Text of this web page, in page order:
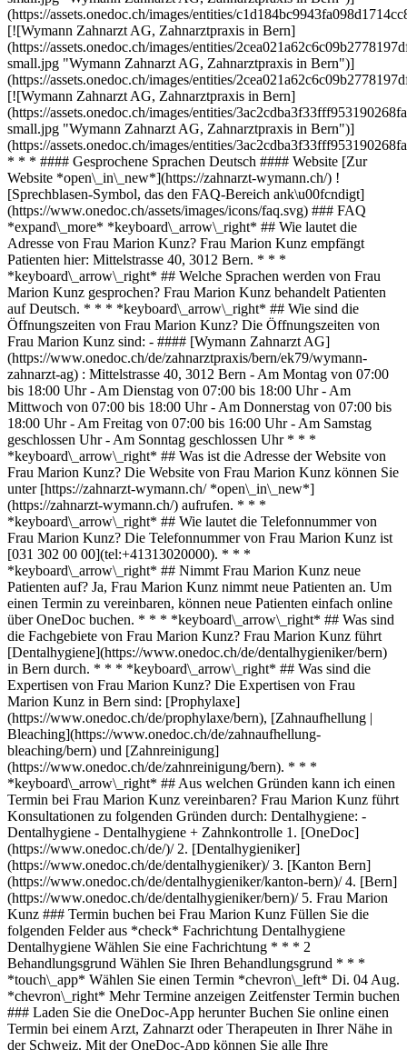
(https://assets.onedoc.ch/images/entities/
[![Wymann Zahnarzt AG, Zahnarztpraxis in Bern]
(https://assets.onedoc.ch/images/entities/
small.jpg "Wymann Zahnarzt AG, Zahnarztpraxis in Bern")]
(https://assets.onedoc.ch/images/entities/
[![Wymann Zahnarzt AG, Zahnarztpraxis in Bern]
(https://assets.onedoc.ch/images/entities/
small.jpg "Wymann Zahnarzt AG, Zahnarztpraxis in Bern")]
(https://assets.onedoc.ch/images/entities/
* * * #### Gesprochene Sprachen Deutsch #### Website [Zur
Website *open\_in\_new*](https://zahnarzt-wymann.ch/) !
[Sprechblasen-Symbol, das den FAQ-Bereich ank\u00fcndigt]
(https://www.onedoc.ch/assets/images/icons/faq.svg) ### FAQ
*expand\_more* *keyboard\_arrow\_right* ## Wie lautet die
Adresse von Frau Marion Kunz? Frau Marion Kunz empfängt
Patienten hier: Mittelstrasse 40, 3012 Bern. * * *
*keyboard\_arrow\_right* ## Welche Sprachen werden von Frau
Marion Kunz gesprochen? Frau Marion Kunz behandelt Patienten
auf Deutsch. * * * *keyboard\_arrow\_right* ## Wie sind die
Öffnungszeiten von Frau Marion Kunz? Die Öffnungszeiten von
Frau Marion Kunz sind: - #### [Wymann Zahnarzt AG]
(https://www.onedoc.ch/de/zahnarztpraxis/bern/ek79/wymann-
zahnarzt-ag) : Mittelstrasse 40, 3012 Bern - Am Montag von 07:00
bis 18:00 Uhr - Am Dienstag von 07:00 bis 18:00 Uhr - Am
Mittwoch von 07:00 bis 18:00 Uhr - Am Donnerstag von 07:00 bis
18:00 Uhr - Am Freitag von 07:00 bis 16:00 Uhr - Am Samstag
geschlossen Uhr - Am Sonntag geschlossen Uhr * * *
*keyboard\_arrow\_right* ## Was ist die Adresse der Website von
Frau Marion Kunz? Die Website von Frau Marion Kunz können Sie
unter [https://zahnarzt-wymann.ch/ *open\_in\_new*]
(https://zahnarzt-wymann.ch/) aufrufen. * * *
*keyboard\_arrow\_right* ## Wie lautet die Telefonnummer von
Frau Marion Kunz? Die Telefonnummer von Frau Marion Kunz ist
[031 302 00 00](tel:+41313020000). * * *
*keyboard\_arrow\_right* ## Nimmt Frau Marion Kunz neue
Patienten auf? Ja, Frau Marion Kunz nimmt neue Patienten an. Um
einen Termin zu vereinbaren, können neue Patienten einfach online
über OneDoc buchen. * * * *keyboard\_arrow\_right* ## Was sind
die Fachgebiete von Frau Marion Kunz? Frau Marion Kunz führt
[Dentalhygiene](https://www.onedoc.ch/de/dentalhygieniker/bern)
in Bern durch. * * * *keyboard\_arrow\_right* ## Was sind die
Expertisen von Frau Marion Kunz? Die Expertisen von Frau
Marion Kunz in Bern sind: [Prophylaxe]
(https://www.onedoc.ch/de/prophylaxe/bern), [Zahnaufhellung |
Bleaching](https://www.onedoc.ch/de/zahnaufhellung-
bleaching/bern) und [Zahnreinigung]
(https://www.onedoc.ch/de/zahnreinigung/bern). * * *
*keyboard\_arrow\_right* ## Aus welchen Gründen kann ich einen
Termin bei Frau Marion Kunz vereinbaren? Frau Marion Kunz führt
Konsultationen zu folgenden Gründen durch: Dentalhygiene: -
Dentalhygiene - Dentalhygiene + Zahnkontrolle 1. [OneDoc](https://www.onedoc.ch/de/)/ 2. [Dentalhygieniker](https://www.onedoc.ch/de/dentalhygieniker)/ 3. [Kanton Bern](https://www.onedoc.ch/de/dentalhygieniker/kanton-bern)/ 4. [Bern](https://www.onedoc.ch/de/dentalhygieniker/bern)/ 5. Frau Marion Kunz ### Termin buchen bei Frau Marion Kunz Füllen Sie die folgenden Felder aus *check* Fachrichtung Dentalhygiene Dentalhygiene Wählen Sie eine Fachrichtung * * * 2 Behandlungsgrund Wählen Sie Ihren Behandlungsgrund * * * *touch\_app* Wählen Sie einen Termin *chevron\_left* Di. 04 Aug. *chevron\_right* Mehr Termine anzeigen Zeitfenster Termin buchen ### Laden Sie die OneDoc-App herunter Buchen Sie online einen Termin bei einem Arzt, Zahnarzt oder Therapeuten in Ihrer Nähe in der Schweiz. Mit der OneDoc-App können Sie alle Ihre medizinischen Termine von Ihrem Handy aus verwalten, jederzeit und überall. ![QR-Code, der zum Apple App Store oder Google Play leitet, um die OneDoc Patienten-App zu laden](https://www.onedoc.ch/assets/images/download-app-qr.jpeg) Scannen Sie den QR-Code, um die App herunterzuladen [![Laden Sie unsere App im App Store herunter!](https://www.onedoc.ch/assets/images/app-store-badge-de.svg)](https://apps.apple.com/ch/app/onedoc/id1592376413?l=fr)[![Laden Sie unsere App im Google Play Store herunter!](https://www.onedoc.ch/assets/images/google-play-badge-de.png)](https://play.google.com/store/apps/details?id=ch.onedoc.patient&hl=fr-CH) *keyboard\_arrow\_right* ## Verwandte Fachgebiete [Dentalhygieniker in Bern](https://www.onedoc.ch/de/dentalhygieniker/bern)[Dentalhygieniker in Biel](https://www.onedoc.ch/de/dentalhygieniker/biel)[Dentalhygieniker in Willisau](https://www.onedoc.ch/de/dentalhygieniker/willisau)[Dentalhygieniker in Muri bei Bern](https://www.onedoc.ch/de/dentalhygieniker/muri-bei-bern)[Dentalhygieniker in Neuenburg](https://www.onedoc.ch/de/dentalhygieniker/neuenburg)[Dentalhygieniker in Bulle](https://www.onedoc.ch/de/dentalhygieniker/bulle)[Dentalhygieniker in Freiburg](https://www.onedoc.ch/de/dentalhygieniker/freiburg)[Dentalhygieniker in Cudrefin](https://www.onedoc.ch/de/dentalhygieniker/cudrefin)[Dentalhygieniker in Sugiez](https://www.onedoc.ch/de/dentalhygieniker/sugiez)[Dentalhygieniker in La Chaux-de-Fonds](https://www.onedoc.ch/de/dentalhygieniker/la-chaux-de-fonds) *keyboard\_arrow\_right* ## Verwandte Expertisen [Prophylaxe in Bern](https://www.onedoc.ch/de/prophylaxe/bern)[Prophylaxe in Biel](https://www.onedoc.ch/de/prophylaxe/biel)[Prophylaxe in Muri bei Bern](https://www.onedoc.ch/de/prophylaxe/muri-bei-bern)[Prophylaxe in La Tène](https://www.onedoc.ch/de/prophylaxe/la-tene)[Prophylaxe in Neuenburg](https://www.onedoc.ch/de/prophylaxe/neuenburg)[Prophylaxe in Freiburg](https://www.onedoc.ch/de/prophylaxe/freiburg)[Prophylaxe in Biglen](https://www.onedoc.ch/de/prophylaxe/biglen)[Prophylaxe in Delsberg](https://www.onedoc.ch/de/prophylaxe/delsberg)[Prophylaxe in Cudrefin](https://www.onedoc.ch/de/prophylaxe/cudrefin)[Prophylaxe in Köniz](https://www.onedoc.ch/de/prophylaxe/koniz)[Prophylaxe in Le Mouret](https://www.onedoc.ch/de/prophylaxe/le-mouret)[Prophylaxe in Sugiez](https://www.onedoc.ch/de/prophylaxe/sugiez)[Prophylaxe in La Chaux-de-Fonds](https://www.onedoc.ch/de/prophylaxe/la-chaux-de-fonds)[Zahnaufhellung | Bleaching in Bern](https://www.onedoc.ch/de/zahnaufhellung-bleaching/bern)[Zahnaufhellung | Bleaching in Willisau](https://www.onedoc.ch/de/zahnaufhellung-bleaching/willisau)[Zahnaufhellung | Bleaching in La Chaux-de-Fonds](https://www.onedoc.ch/de/zahnaufhellung-bleaching/la-chaux-de-fonds)[Zahnaufhellung | Bleaching in Biglen](https://www.onedoc.ch/de/zahnaufhellung-bleaching/biglen)[Zahnaufhellung | Bleaching in Belfaux](https://www.onedoc.ch/de/zahnaufhellung-bleaching/belfaux)[Zahnaufhellung | Bleaching in Bulle](https://www.onedoc.ch/de/zahnaufhellung-bleaching/bulle)[Zahnaufhellung | Bleaching in Avry](https://www.onedoc.ch/de/zahnaufhellung-bleaching/avry)[Zahnreinigung in Bern](https://www.onedoc.ch/de/zahnreinigung/bern) *keyboard\_arrow\_right* ## Beliebte Suchbegriffe [Hausarzt (Allgemeinmedizin) in Bern](https://www.onedoc.ch/de/hausarzt-allgemeinmedizin/bern)[Gynäkologe (Frauenarzt und Geburtshelfer) in Bern](https://www.onedoc.ch/de/gynakologe-frauenarzt-und-geburtshelfer/bern)[Physiotherapeut in Bern](https://www.onedoc.ch/de/physiotherapeut/bern)[Augenarzt in Bern](https://www.onedoc.ch/de/augenarzt/bern)[Facharzt für Allgemeine Innere Medizin in Bern](https://www.onedoc.ch/de/facharzt-fur-allgemeine-innere-medizin/bern)[Osteopath in Freiburg](https://www.onedoc.ch/de/osteopath/freiburg)[Hausarzt (Allgemeinmedizin) in Neuenburg](https://www.onedoc.ch/de/hausarzt-allgemeinmedizin/neuenburg)[Orthopädischer Chirurg in Bern](https://www.onedoc.ch/de/orthopadischer-chirurg/bern)[Medizinischer Masseur (Massage) in Bern](https://www.onedoc.ch/de/medizinischer-masseur-massage/bern)[Masseur (klassische Massage) in Bulle](https://www.onedoc.ch/de/masseur-klassische-massage/bulle)[Masseur (klassische Massage) in Freiburg](https://www.onedoc.ch/de/masseur-klassische-massage/freiburg)[Zahnarzt in Bern](https://www.onedoc.ch/de/zahnarzt/bern)[Physiotherapeut in Thun](https://www.onedoc.ch/de/physiotherapeut/thun)[Physiotherapeut in Freiburg](https://www.onedoc.ch/de/physiotherapeut/freiburg)[Hausarzt (Allgemeinmedizin) in Freiburg](https://www.onedoc.ch/de/hausarzt-allgemeinmedizin/freiburg)[Dentalhygieniker in Bern](https://www.onedoc.ch/de/dentalhygieniker/bern)[Physiotherapeut in Bulle](https://www.onedoc.ch/de/physiotherapeut/bulle)[Reflexologietherapeut in Freiburg](https://www.onedoc.ch/de/reflexologietherapeut/freiburg)[Hausarzt (Allgemeinmedizin) in Bulle](https://www.onedoc.ch/de/hausarzt-allgemeinmedizin/bulle)[Masseur (klassische Massage) in Bern](https://www.onedoc.ch/de/masseur-klassische-massage/bern)[Chiropraktor in Bern](https://www.onedoc.ch/de/chiropraktor/bern) *keyboard\_arrow\_right* ## Finden Sie einen Arzt oder Therapeuten [Ärzte- und Therapeutenverzeichnis](https://www.onedoc.ch/de/verzeichnis) [A](https://www.onedoc.ch/de/verzeichnis/A) [B](https://www.onedoc.ch/de/verzeichnis/B) [C](https://www.onedoc.ch/de/verzeichnis/C) [D](https://www.onedoc.ch/de/verzeichnis/D) [E](https://www.onedoc.ch/de/verzeichnis/E) [F](https://www.onedoc.ch/de/verzeichnis/F) [G](https://www.onedoc.ch/de/verzeichnis/G) [H](https://www.onedoc.ch/de/verzeichnis/H) [I](https://www.onedoc.ch/de/verzeichnis/I) [J](https://www.onedoc.ch/de/verzeichnis/J) [K](https://www.onedoc.ch/de/verzeichnis/K) [L](https://www.onedoc.ch/de/verzeichnis/L) [M](https://www.onedoc.ch/de/verzeichnis/M) [N](https://www.onedoc.ch/de/verzeichnis/N) [O](https://www.onedoc.ch/de/verzeichnis/O) [P](https://www.onedoc.ch/de/verzeichnis/P) [Q](https://www.onedoc.ch/de/verzeichnis/Q) [R](https://www.onedoc.ch/de/verzeichnis/R) [S](https://www.onedoc.ch/de/verzeichnis/S) [T](https://www.onedoc.ch/de/verzeichnis/T) [U](https://www.onedoc.ch/de/verzeichnis/U) [V](https://www.onedoc.ch/de/verzeichnis/V) [W](https://www.onedoc.ch/de/verzeichnis/W) [X](https://www.onedoc.ch/de/verzeichnis/X) [Y](https://www.onedoc.ch/de/verzeichnis/Y) [Z](https://www.onedoc.ch/de/verzeichnis/Z) ## OneDoc [Ich bin Gesundheitsfachperson](https://info.onedoc.ch/de/) [Über uns](https://info.onedoc.ch/de/unsere-mission/) [Presse](https://info.onedoc.ch/de/media/) [Karriere](https://career.onedoc.ch/de) [Datenschutzzentrum](https://privacy.onedoc.ch/de/) [Verwaltung der Cookies](javascript:Didomi.preferences.show%28%29) [Hilfezentrum](https://help.onedoc.ch/de/) ## Sprachen [Deutsch](https://www.onedoc.ch/de/dentalhygienikerin/bern/pcx03/marion-kunz) [Français](https://www.onedoc.ch/fr/hygieniste-dentaire/berne/pcx03/marion-kunz) [Italiano](https://www.onedoc.ch/it/igienista-dentale/berna/pcx03/marion-kunz) [English](https://www.onedoc.ch/en/dental-hygienist/bern/pcx03/marion-kunz) ## Verwandte Fachgebiete [Dentalhygiene in Bern](https://www.onedoc.ch/de/dentalhygieniker/bern) [Dentalhygiene in Biel](https://www.onedoc.ch/de/dentalhygieniker/biel) [Dentalhygiene in Willisau](https://www.onedoc.ch/de/dentalhygieniker/willisau) [Dentalhygiene in Muri bei Bern](https://www.onedoc.ch/de/dentalhygieniker/muri-bei-bern) [Dentalhygiene in Neuenburg](https://www.onedoc.ch/de/dentalhygieniker/neuenburg) [Dentalhygiene in Bulle](https://www.onedoc.ch/de/dentalhygieniker/bulle) [Dentalhygiene in Freiburg](https://www.onedoc.ch/de/dentalhygieniker/freiburg) [Dentalhygiene in Cudrefin](https://www.onedoc.ch/de/dentalhygieniker/cudrefin) [Dentalhygiene in Sugiez](https://www.onedoc.ch/de/dentalhygieniker/sugiez) [Dentalhygiene in La Chaux-de-Fonds](https://www.onedoc.ch/de/dentalhygieniker/la-chaux-de-fonds) ## Verwandte Expertisen [Prophylaxe in Bern](https://www.onedoc.ch/de/prophylaxe/bern) [Prophylaxe in Biel](https://www.onedoc.ch/de/prophylaxe/biel) [Prophylaxe in Muri bei Bern](https://www.onedoc.ch/de/prophylaxe/muri-bei-bern) [Prophylaxe in La Tène](https://www.onedoc.ch/de/prophylaxe/la-tene) [Prophylaxe in Neuenburg](https://www.onedoc.ch/de/prophylaxe/neuenburg) [Prophylaxe in Freiburg](https://www.onedoc.ch/de/prophylaxe/freiburg) [Prophylaxe in Biglen](https://www.onedoc.ch/de/prophylaxe/biglen) [Prophylaxe in Delsberg](https://www.onedoc.ch/de/prophylaxe/delsberg) [Prophylaxe in Cudrefin](https://www.onedoc.ch/de/prophylaxe/cudrefin) [Prophylaxe in Köniz](https://www.onedoc.ch/de/prophylaxe/koniz) [Prophylaxe in Le Mouret](https://www.onedoc.ch/de/prophylaxe/le-mouret) [Prophylaxe in Sugiez](https://www.onedoc.ch/de/prophylaxe/sugiez) [Prophylaxe in La Chaux-de-Fonds](https://www.onedoc.ch/de/prophylaxe/la-chaux-de-fonds) [Zahnaufhellung | Bleaching in Bern](https://www.onedoc.ch/de/zahnaufhellung-bleaching/bern) [Zahnaufhellung | Bleaching in Willisau](https://www.onedoc.ch/de/zahnaufhellung-bleaching/willisau) [Zahnaufhellung | Bleaching in La